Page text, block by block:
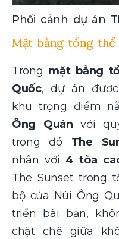
Phối cảnh dự án
Mặt bằng tổng thể
Trong mặt bằng
Quốc, dự án
khu trọng điểm
Ông Quán với
trong đó The
nhân với 4 tòa
The Sunset trong
bộ của Núi Ông
triển bài bản,
chặt chẽ giữa